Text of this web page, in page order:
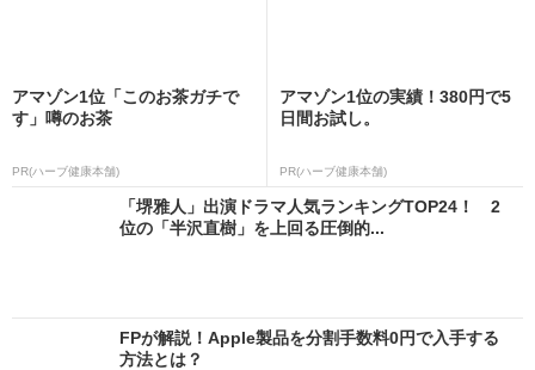
アマゾン1位「このお茶ガチで
す」噂のお茶
PR(ハーブ健康本舗)
アマゾン1位の実績！380円で5
日間お試し。
PR(ハーブ健康本舗)
「堺雅人」出演ドラマ人気ランキングTOP24！ 2
位の「半沢直樹」を上回る圧倒的...
FPが解説！Apple製品を分割手数料0円で入手する
方法とは？